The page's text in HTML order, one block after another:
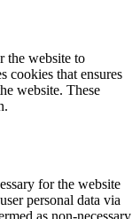
the website to
cookies that ensures
website. These
for the website
personal data via